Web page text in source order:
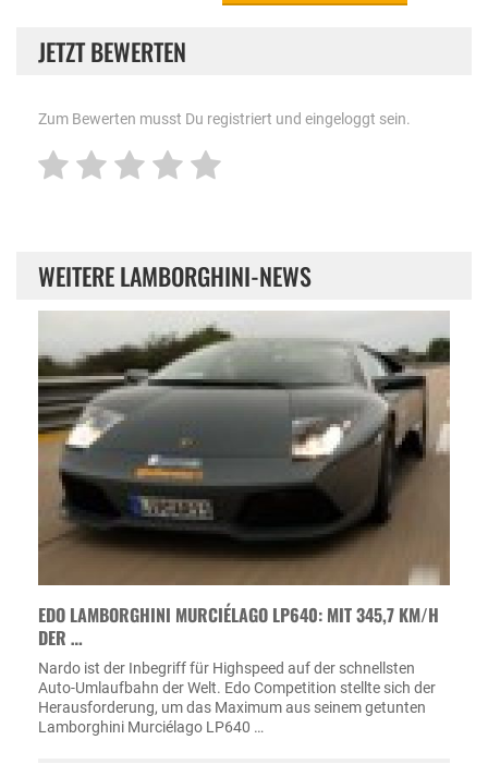
JETZT BEWERTEN
Zum Bewerten musst Du registriert und eingeloggt sein.
WEITERE LAMBORGHINI-NEWS
EDO LAMBORGHINI MURCIÉLAGO LP640: MIT 345,7 KM/H
DER …
Nardo ist der Inbegriff für Highspeed auf der schnellsten
Auto-Umlaufbahn der Welt. Edo Competition stellte sich der
Herausforderung, um das Maximum aus seinem getunten
Lamborghini Murciélago LP640 …